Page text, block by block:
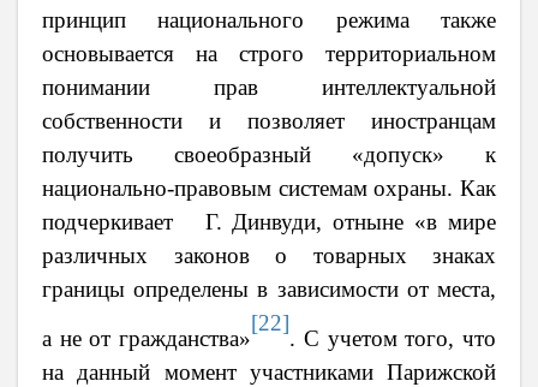
принцип национального режима также
основывается на строго территориальном
понимании прав интеллектуальной
собственности и позволяет иностранцам
получить своеобразный «допуск» к
национально-правовым системам охраны. Как
подчеркивает Г. Динвуди, отныне «в мире
различных законов о товарных знаках
границы определены в зависимости от места,
а не от гражданства»
[22]
. С учетом того, что
на данный момент участниками Парижской